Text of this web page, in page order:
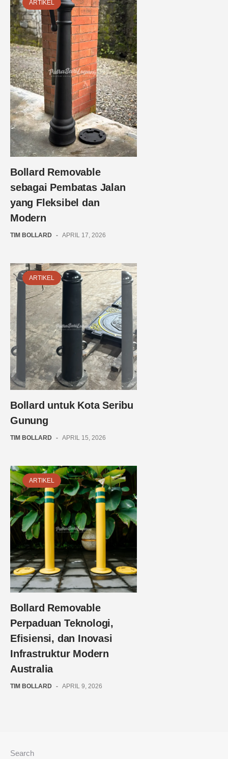
ARTIKEL
Bollard Removable
sebagai Pembatas Jalan
yang Fleksibel dan
Modern
TIM BOLLARD - APRIL 17, 2026
ARTIKEL
Bollard untuk Kota Seribu
Gunung
TIM BOLLARD - APRIL 15, 2026
ARTIKEL
Bollard Removable
Perpaduan Teknologi,
Efisiensi, dan Inovasi
Infrastruktur Modern
Australia
TIM BOLLARD - APRIL 9, 2026
Search